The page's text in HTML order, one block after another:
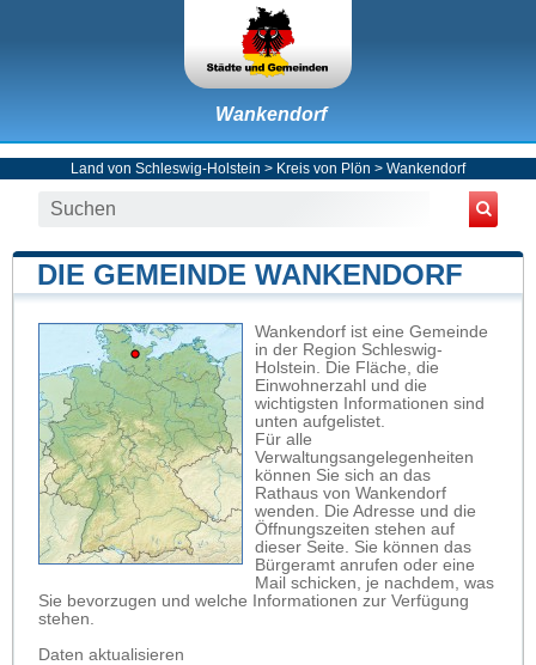
Wankendorf
Land von Schleswig-Holstein > Kreis von Plön > Wankendorf
DIE GEMEINDE WANKENDORF
Wankendorf ist eine Gemeinde
in der Region Schleswig-
Holstein. Die Fläche, die
Einwohnerzahl und die
wichtigsten Informationen sind
unten aufgelistet.
Für alle
Verwaltungsangelegenheiten
können Sie sich an das
Rathaus von Wankendorf
wenden. Die Adresse und die
Öffnungszeiten stehen auf
dieser Seite. Sie können das
Bürgeramt anrufen oder eine
Mail schicken, je nachdem, was
Sie bevorzugen und welche Informationen zur Verfügung
stehen.
Daten aktualisieren